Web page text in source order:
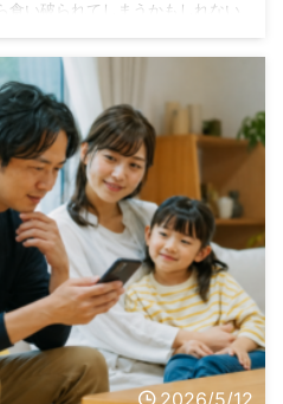
食い破られてしまうかもしれない
各社が独自に展開している防蟻対
性能の高さで知られるハウスメ
安心に直結すると確信 ...
2026/5/12